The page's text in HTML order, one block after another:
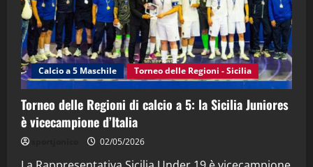
4
"SportEmpire" in Podcast Sport News
“SportEmpire” in Podcast: 27^ Puntata
(Martedi 14 Aprile 2026)
15/04/2026
"SportEmpire" in Podcast
“SportEmpire” in Podcast: 26^ Puntata
Calcio a 5 Maschile Torneo delle Regioni - Sicilia
Torneo delle Regioni di calcio a 5: la Sicilia Juniores
è vicecampione d’Italia
02/05/2026